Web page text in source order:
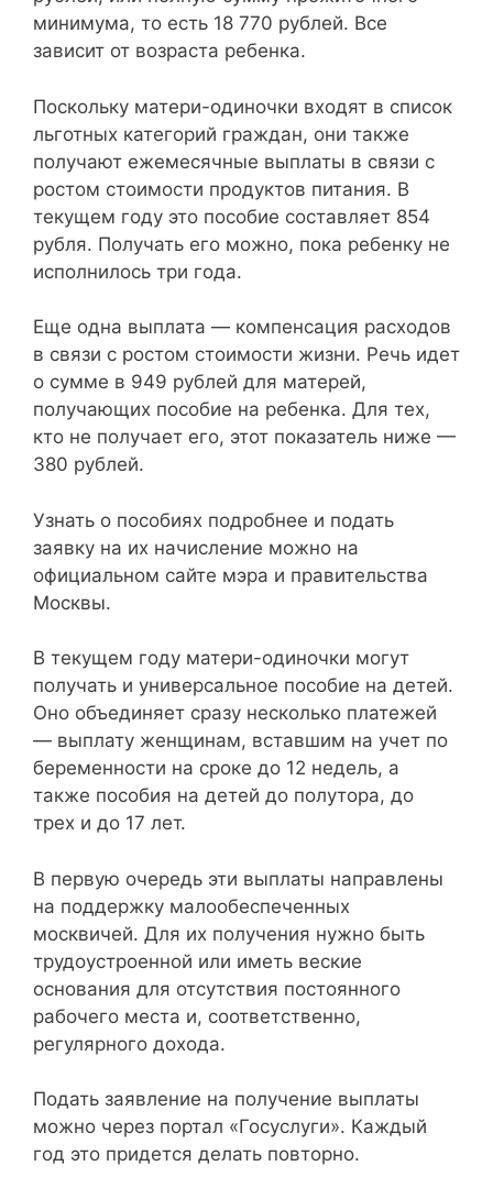
минимума, то есть 18 770 рублей. Все
зависит от возраста ребенка.
Поскольку матери-одиночки входят в список
льготных категорий граждан, они также
получают ежемесячные выплаты в связи с
ростом стоимости продуктов питания. В
текущем году это пособие составляет 854
рубля. Получать его можно, пока ребенку не
исполнилось три года.
Еще одна выплата — компенсация расходов
в связи с ростом стоимости жизни. Речь идет
о сумме в 949 рублей для матерей,
получающих пособие на ребенка. Для тех,
кто не получает его, этот показатель ниже —
380 рублей.
Узнать о пособиях подробнее и подать
заявку на их начисление можно на
официальном сайте мэра и правительства
Москвы.
В текущем году матери-одиночки могут
получать и универсальное пособие на детей.
Оно объединяет сразу несколько платежей
— выплату женщинам, вставшим на учет по
беременности на сроке до 12 недель, а
также пособия на детей до полутора, до
трех и до 17 лет.
В первую очередь эти выплаты направлены
на поддержку малообеспеченных
москвичей. Для их получения нужно быть
трудоустроенной или иметь веские
основания для отсутствия постоянного
рабочего места и, соответственно,
регулярного дохода.
Подать заявление на получение выплаты
можно через портал «Госуслуги». Каждый
год это придется делать повторно.